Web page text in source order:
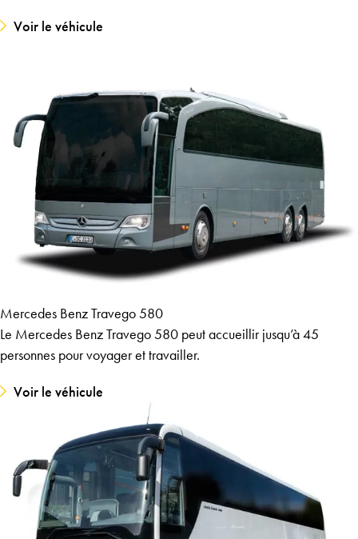
Voir le véhicule
Mercedes Benz Travego 580
Le Mercedes Benz Travego 580 peut accueillir jusqu’à 45
personnes pour voyager et travailler.
Voir le véhicule